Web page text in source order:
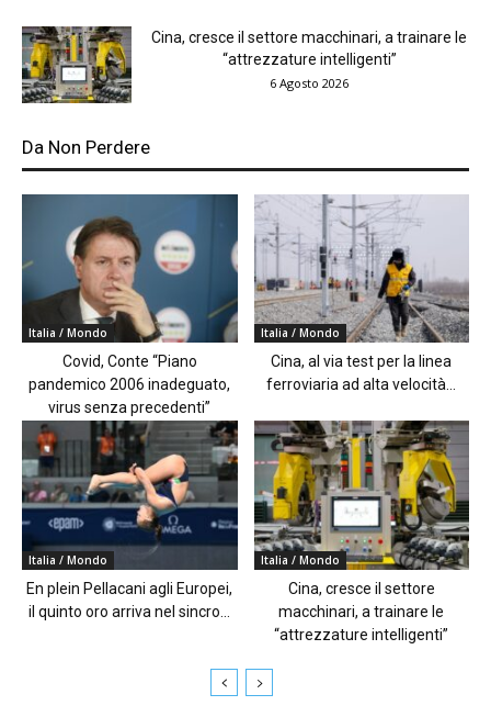
Cina, cresce il settore macchinari, a trainare le
“attrezzature intelligenti”
6 Agosto 2026
Da Non Perdere
Italia / Mondo
Covid, Conte “Piano
pandemico 2006 inadeguato,
virus senza precedenti”
Italia / Mondo
Cina, al via test per la linea
ferroviaria ad alta velocità...
Italia / Mondo
En plein Pellacani agli Europei,
il quinto oro arriva nel sincro...
Italia / Mondo
Cina, cresce il settore
macchinari, a trainare le
“attrezzature intelligenti”